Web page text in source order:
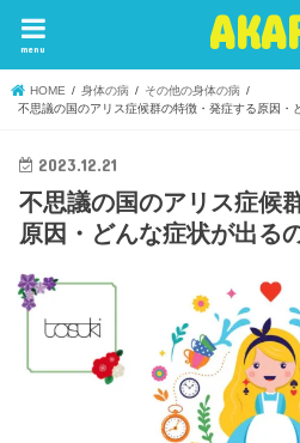
menu
HOME 身体の病
その他の身体の病
不思議の国のアリス症候群の特徴・発症する原因・
2023.12.21
不思議の国のアリス症候
原因・どんな症状が出る